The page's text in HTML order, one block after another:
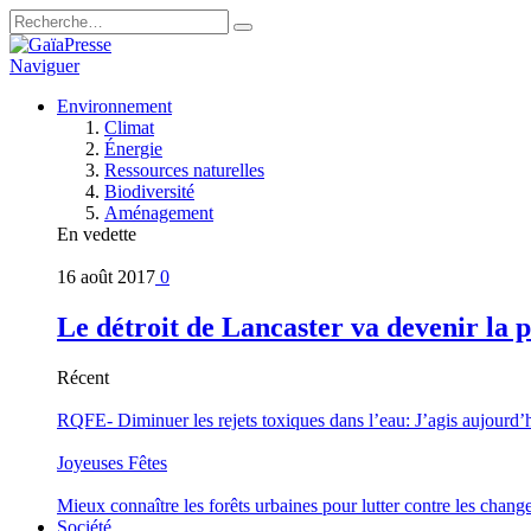
Naviguer
Environnement
Climat
Énergie
Ressources naturelles
Biodiversité
Aménagement
En vedette
16 août 2017 0
Le détroit de Lancaster va devenir la
Récent
RQFE- Diminuer les rejets toxiques dans l’eau: J’agis
Joyeuses Fêtes
Mieux connaître les forêts urbaines pour lutter contre les
Société